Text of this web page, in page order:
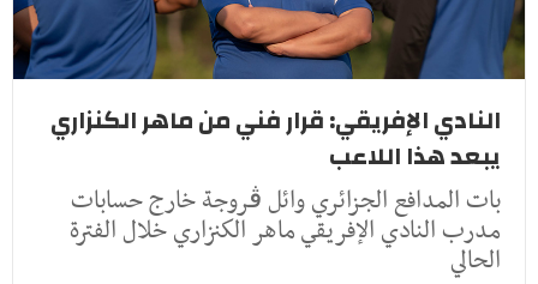
النادي الإفريقي: قرار فني من ماهر الكنزاري
يبعد هذا اللاعب
بات المدافع الجزائري وائل ڤروجة خارج حسابات
مدرب النادي الإفريقي ماهر الكنزاري خلال الفترة
الحالي